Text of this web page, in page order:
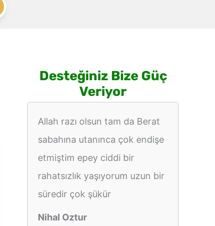
Desteğiniz Bize Güç
Veriyor
Allah razı olsun tam da Berat
sabahına utanınca çok endişe
etmiştim epey ciddi bir
rahatsızlık yaşıyorum uzun bir
süredir çok şükür
Nihal Oztur